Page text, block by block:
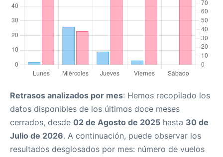
Retrasos analizados por mes: Hemos recopilado los
datos disponibles de los últimos doce meses
cerrados, desde 02 de Agosto de 2025 hasta 30 de
Julio de 2026. A continuación, puede observar los
resultados desglosados por mes: número de vuelos